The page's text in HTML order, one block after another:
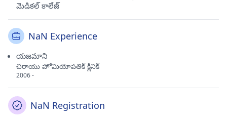
మెడికల్ కాలేజ్
NaN Experience
యజమాని
చిరాయు హోమియోపతిక్ క్లినిక్
2006 -
NaN Registration